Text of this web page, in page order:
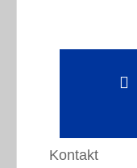
Kontakt